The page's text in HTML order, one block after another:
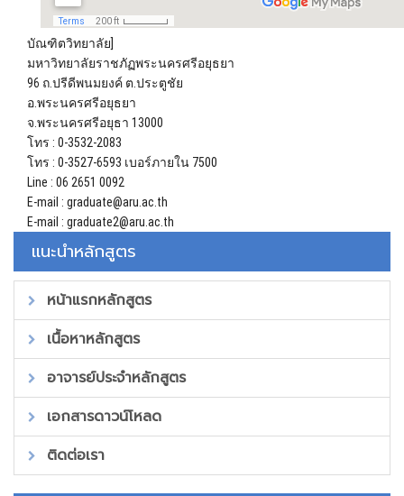
บัณฑิตวิทยาลัย]
มหาวิทยาลัยราชภัฏพระนครศรีอยุธยา
96 ถ.ปรีดีพนมยงค์ ต.ประตูชัย
อ.พระนครศรีอยุธยา
จ.พระนครศรีอยุธา 13000
โทร : 0-3532-2083
โทร : 0-3527-6593 เบอร์ภายใน 7500
Line : 06 2651 0092
E-mail : graduate@aru.ac.th
E-mail : graduate2@aru.ac.th
แนะนำหลักสูตร
หน้าแรกหลักสูตร
เนื้อหาหลักสูตร
อาจารย์ประจำหลักสูตร
เอกสารดาวน์โหลด
ติดต่อเรา